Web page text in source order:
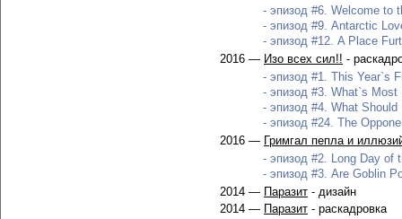
- эпизод #6. Welcome to
- эпизод #9. Antarctic
- эпизод #12. A Place
2016 — Изо всех сил!! -
- эпизод #1. This Year`s
- эпизод #3. What`s
- эпизод #4. What
- эпизод #24. The
2016 — Гримгал пепла и
- эпизод #2. Long Day of
- эпизод #3. Are Goblin
2014 — Паразит - дизайн
2014 — Паразит - раскадровка